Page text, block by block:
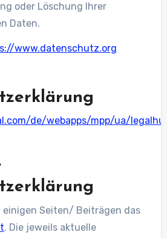
oder Löschung Ihrer
Daten.
www.datenschutz.org
de/webapps/mpp/ua/
Seiten/ Beiträgen das
. Die jeweils aktuelle